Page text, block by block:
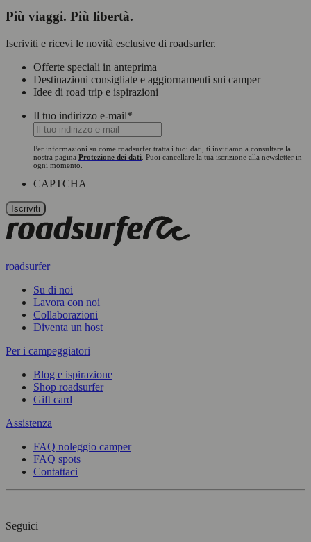
Più viaggi. Più libertà.
Iscriviti e ricevi le novità esclusive di roadsurfer.
Offerte speciali in anteprima
Destinazioni consigliate e aggiornamenti sui camper
Idee di road trip e ispirazioni
Il tuo indirizzo e-mail*
Per informazioni su come roadsurfer tratta i tuoi dati, ti invitiamo a consultare la
nostra pagina Protezione dei dati . Puoi cancellare la tua iscrizione alla newsletter in
ogni momento.
CAPTCHA
roadsurfer
Su di noi
Lavora con noi
Collaborazioni
Diventa un host
Per i campeggiatori
Blog e ispirazione
Shop roadsurfer
Gift card
Assistenza
FAQ noleggio camper
FAQ spots
Contattaci
Seguici